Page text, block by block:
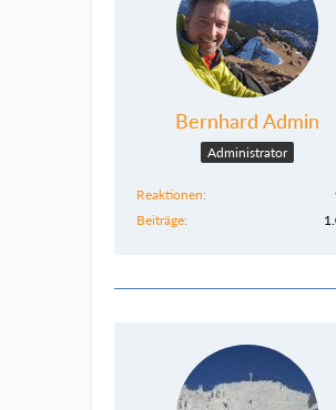
Bernhard Admin
Administrator
Reaktionen
Beiträge